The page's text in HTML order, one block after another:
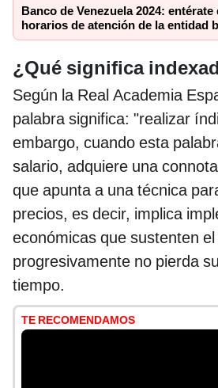
Banco de Venezuela 2024:
horarios de atención de la entidad
¿Qué significa
Según la Real Academia
palabra significa: "realizar
embargo, cuando esta
salario, adquiere una
que apunta a una técnica
precios, es decir, implica
económicas que sustenten
progresivamente no pierda
tiempo.
TE RECOMENDAMOS